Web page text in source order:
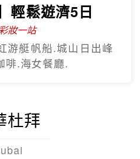
輕鬆遊濟5日
妝一站
游艇帆船.城山日出峰
啡.海女餐廳.
杜拜